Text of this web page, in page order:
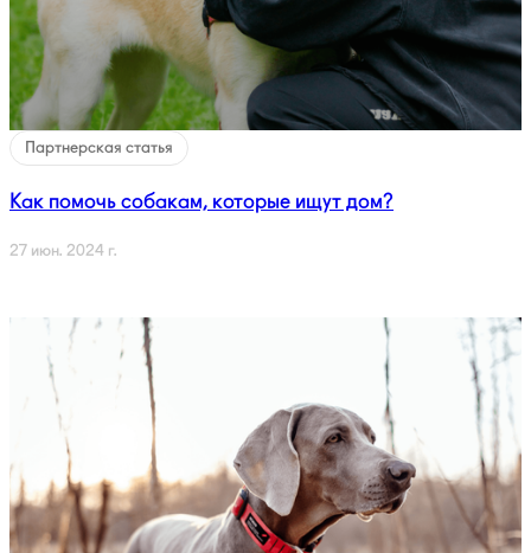
Партнерская статья
Как помочь собакам, которые ищут дом?
27 июн. 2024 г.